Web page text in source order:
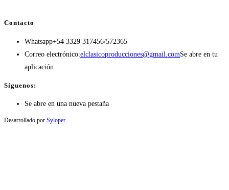
Contacto
Whatsapp+54 3329 317456/572365
Correo electrónico:elclasicoproducciones@gmail.comSe abre en tu
aplicación
Síguenos:
Se abre en una nueva pestaña
Desarrollado por Syloper